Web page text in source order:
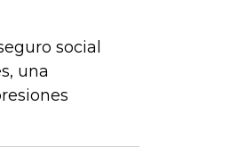
social
una